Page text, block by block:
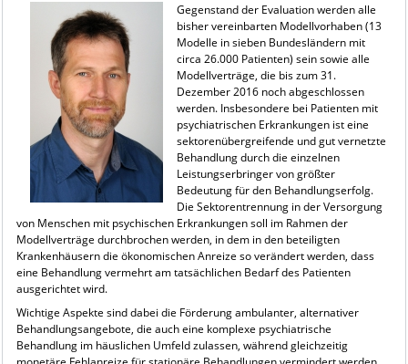
Gegenstand der Evaluation werden alle
bisher vereinbarten Modellvorhaben (13
Modelle in sieben Bundesländern mit
circa 26.000 Patienten) sein sowie alle
Modellverträge, die bis zum 31.
Dezember 2016 noch abgeschlossen
werden. Insbesondere bei Patienten mit
psychiatrischen Erkrankungen ist eine
sektorenübergreifende und gut vernetzte
Behandlung durch die einzelnen
Leistungserbringer von größter
Bedeutung für den Behandlungserfolg.
Die Sektorentrennung in der Versorgung
von Menschen mit psychischen Erkrankungen soll im Rahmen der
Modellverträge durchbrochen werden, in dem in den beteiligten
Krankenhäusern die ökonomischen Anreize so verändert werden, dass
eine Behandlung vermehrt am tatsächlichen Bedarf des Patienten
ausgerichtet wird.
Wichtige Aspekte sind dabei die Förderung ambulanter, alternativer
Behandlungsangebote, die auch eine komplexe psychiatrische
Behandlung im häuslichen Umfeld zulassen, während gleichzeitig